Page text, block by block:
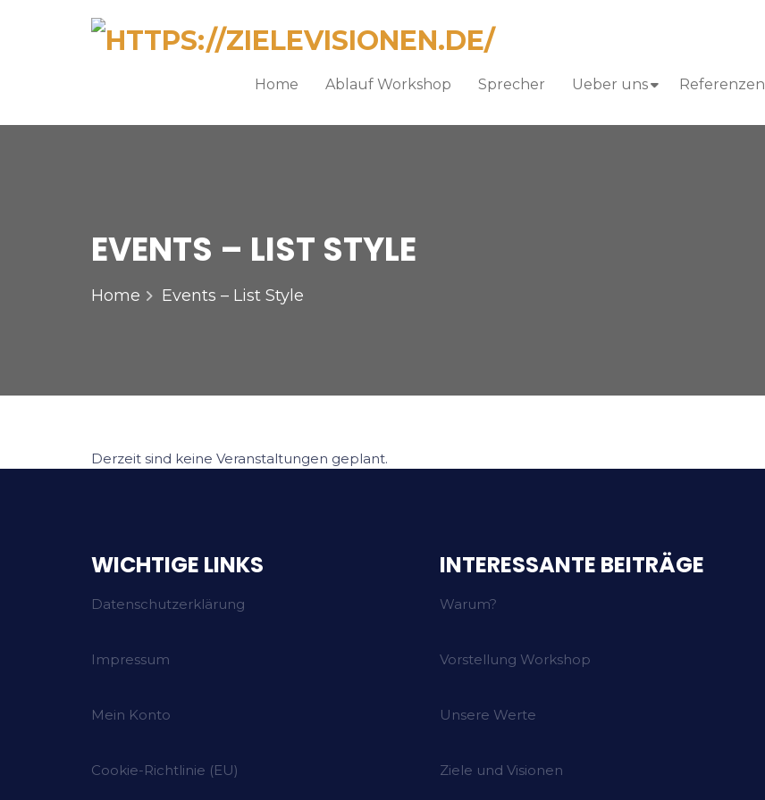
Home Ablauf Workshop Sprecher Ueber uns Referenzen
EVENTS – LIST STYLE
Home Events – List Style
Derzeit sind keine Veranstaltungen geplant.
WICHTIGE LINKS
Datenschutzerklärung
Impressum
Mein Konto
Cookie-Richtlinie (EU)
INTERESSANTE BEITRÄGE
Warum?
Vorstellung Workshop
Unsere Werte
Ziele und Visionen